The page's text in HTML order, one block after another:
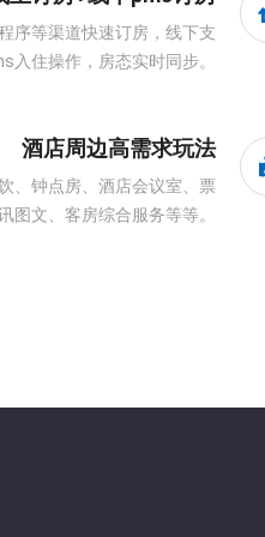
序等渠道快速订房，线下支
入住操作，房态实时同步。
酒店周边高需求玩法
、钟点房、酒店会议室、票
图文、客房综合服务等等。